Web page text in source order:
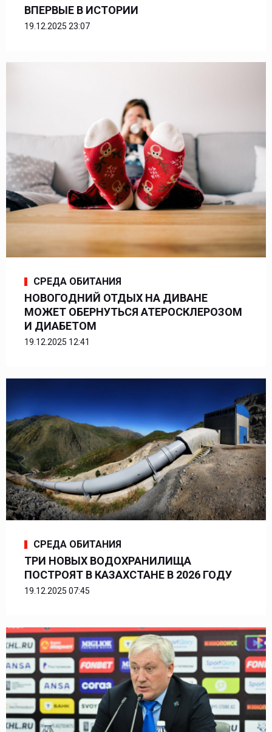
ВПЕРВЫЕ В ИСТОРИИ
19.12.2025 23:07
СРЕДА ОБИТАНИЯ
НОВОГОДНИЙ ОТДЫХ НА ДИВАНЕ
МОЖЕТ ОБЕРНУТЬСЯ АТЕРОСКЛЕРОЗОМ
И ДИАБЕТОМ
19.12.2025 12:41
СРЕДА ОБИТАНИЯ
ТРИ НОВЫХ ВОДОХРАНИЛИЩА
ПОСТРОЯТ В КАЗАХСТАНЕ В 2026 ГОДУ
19.12.2025 07:45